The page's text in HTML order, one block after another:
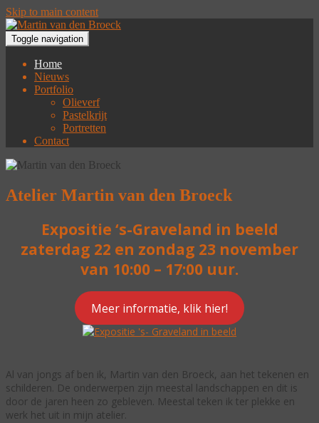
Skip to main content
Toggle navigation
Home
Nieuws
Portfolio
Olieverf
Pastelkrijt
Portretten
Contact
Atelier Martin van den Broeck
Expositie ‘s-Graveland in beeld
zaterdag 22 en zondag 23 november
van 10:00 – 17:00 uur.
Meer informatie, klik hier!
Al van jongs af ben ik, Martin van den Broeck, aan het tekenen en
schilderen. De onderwerpen zijn meestal landschappen en dit is
door de jaren heen zo gebleven. Meestal teken ik ter plekke en
werk het uit in mijn atelier.